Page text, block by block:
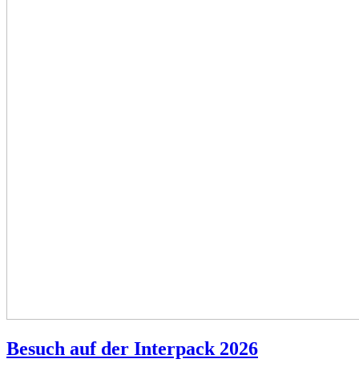
Besuch auf der Interpack 2026